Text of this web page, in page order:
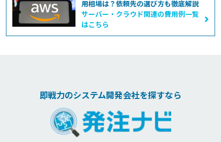
用相場は？依頼先の選び方も徹底解説
サーバー・クラウド関連の費用例一覧
はこちら
即戦力のシステム開発会社を探すなら